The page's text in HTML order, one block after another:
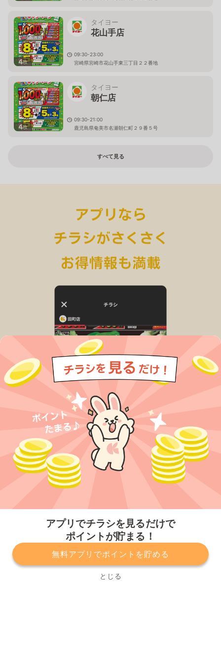
アプリでチラシを見るだけで
ポイントが貯まる！
無料アプリでポイントを貯める
とじる
4枚
タイヨー
花山手店
09:30-23:00
宮崎県宮崎市花山手東三丁目２２番地
4枚
タイヨー
朝仁店
09:30-21:00
鹿児島県奄美市名瀬朝仁町２９番５号
すべて見る
プライバシーポリシー 利用規約
運営会社
サービスに関してのお問い合わせ